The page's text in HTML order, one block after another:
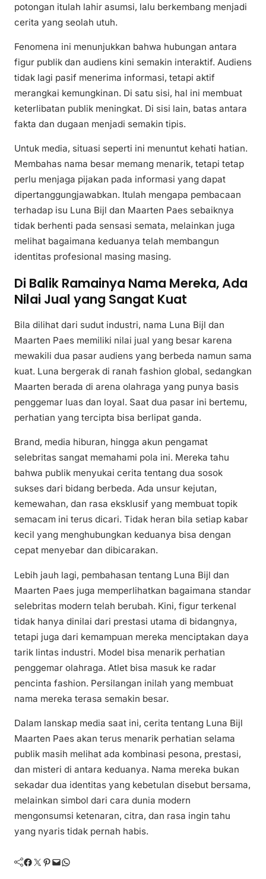
potongan itulah lahir asumsi, lalu berkembang menjadi
cerita yang seolah utuh.
Fenomena ini menunjukkan bahwa hubungan antara
figur publik dan audiens kini semakin interaktif. Audiens
tidak lagi pasif menerima informasi, tetapi aktif
merangkai kemungkinan. Di satu sisi, hal ini membuat
keterlibatan publik meningkat. Di sisi lain, batas antara
fakta dan dugaan menjadi semakin tipis.
Untuk media, situasi seperti ini menuntut kehati hatian.
Membahas nama besar memang menarik, tetapi tetap
perlu menjaga pijakan pada informasi yang dapat
dipertanggungjawabkan. Itulah mengapa pembacaan
terhadap isu Luna Bijl dan Maarten Paes sebaiknya
tidak berhenti pada sensasi semata, melainkan juga
melihat bagaimana keduanya telah membangun
identitas profesional masing masing.
Di Balik Ramainya Nama Mereka, Ada
Nilai Jual yang Sangat Kuat
Bila dilihat dari sudut industri, nama Luna Bijl dan
Maarten Paes memiliki nilai jual yang besar karena
mewakili dua pasar audiens yang berbeda namun sama
kuat. Luna bergerak di ranah fashion global, sedangkan
Maarten berada di arena olahraga yang punya basis
penggemar luas dan loyal. Saat dua pasar ini bertemu,
perhatian yang tercipta bisa berlipat ganda.
Brand, media hiburan, hingga akun pengamat
selebritas sangat memahami pola ini. Mereka tahu
bahwa publik menyukai cerita tentang dua sosok
sukses dari bidang berbeda. Ada unsur kejutan,
kemewahan, dan rasa eksklusif yang membuat topik
semacam ini terus dicari. Tidak heran bila setiap kabar
kecil yang menghubungkan keduanya bisa dengan
cepat menyebar dan dibicarakan.
Lebih jauh lagi, pembahasan tentang Luna Bijl dan
Maarten Paes juga memperlihatkan bagaimana standar
selebritas modern telah berubah. Kini, figur terkenal
tidak hanya dinilai dari prestasi utama di bidangnya,
tetapi juga dari kemampuan mereka menciptakan daya
tarik lintas industri. Model bisa menarik perhatian
penggemar olahraga. Atlet bisa masuk ke radar
pencinta fashion. Persilangan inilah yang membuat
nama mereka terasa semakin besar.
Dalam lanskap media saat ini, cerita tentang Luna Bijl
Maarten Paes akan terus menarik perhatian selama
publik masih melihat ada kombinasi pesona, prestasi,
dan misteri di antara keduanya. Nama mereka bukan
sekadar dua identitas yang kebetulan disebut bersama,
melainkan simbol dari cara dunia modern
mengonsumsi ketenaran, citra, dan rasa ingin tahu
yang nyaris tidak pernah habis.
Facebook Twitter Pinterest Mail WhatsApp